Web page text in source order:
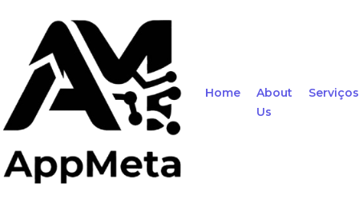
Home
About
Us
Serviços